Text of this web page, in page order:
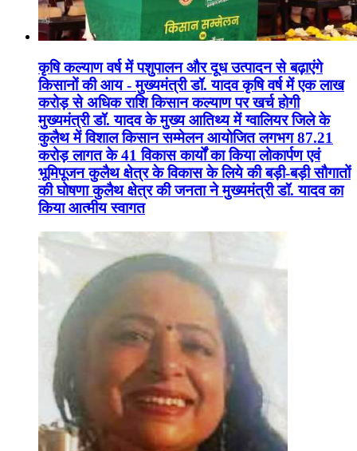
कृषि कल्याण वर्ष में पशुपालन और दूध उत्पादन से बढ़ाएंगे
किसानों की आय - मुख्यमंत्री डॉ. यादव कृषि वर्ष में एक लाख
करोड़ से अधिक राशि किसान कल्याण पर खर्च होगी
मुख्यमंत्री डॉ. यादव के मुख्य आतिथ्य में ग्वालियर जिले के
कुलैथ में विशाल किसान सम्मेलन आयोजित लगभग 87.21
करोड़ लागत के 41 विकास कार्यों का किया लोकार्पण एवं
भूमिपूजन कुलैथ क्षेत्र के विकास के लिये की बड़ी-बड़ी सौगातों
की घोषणा कुलैथ क्षेत्र की जनता ने मुख्यमंत्री डॉ. यादव का
किया आत्मीय स्वागत